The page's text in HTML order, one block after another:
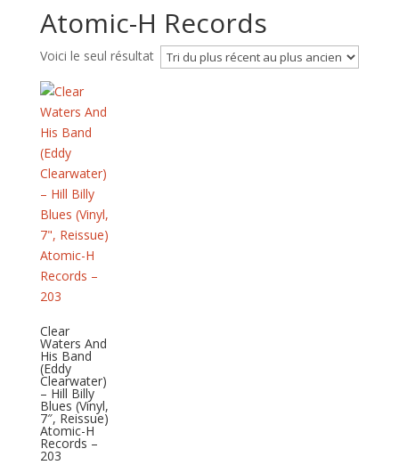
Atomic-H Records
Voici le seul résultat
Clear
Waters And
His Band
(Eddy
Clearwater)
– Hill Billy
Blues (Vinyl,
7″, Reissue)
Atomic-H
Records –
203